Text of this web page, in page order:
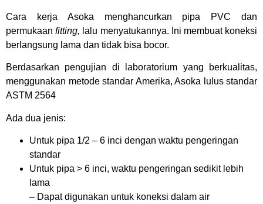
Cara kerja Asoka menghancurkan pipa PVC dan
permukaanfitting, lalu menyatukannya. Ini membuat koneksi
berlangsung lama dan tidak bisa bocor.
Berdasarkan pengujian di laboratorium yang berkualitas,
menggunakan metode standar Amerika, Asoka lulus standar
ASTM 2564
Ada dua jenis:
Untuk pipa 1/2 – 6 inci dengan waktu pengeringan
standar
Untuk pipa > 6 inci, waktu pengeringan sedikit lebih
lama
– Dapat digunakan untuk koneksi dalam air